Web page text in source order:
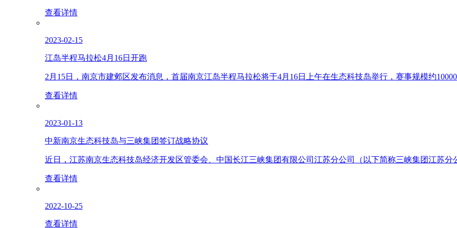
查看详情
2023-02-15
江岛半程马拉松4月16日开跑
2月15日，南京市建邺区发布消息，首届南京江岛半程马拉松将于4月16日上午在生态科技岛举行，赛事规模约10000
查看详情
2023-01-13
中新南京生态科技岛与三峡集团签订战略协议
近日，江苏南京生态科技岛经济开发区管委会、中国长江三峡集团有限公司江苏分公司（以下简称三峡集团江苏分
查看详情
2022-10-25
查看详情